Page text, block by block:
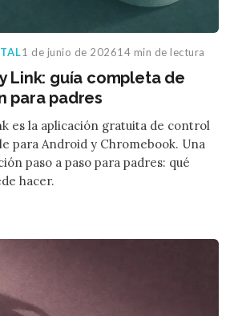
1 de junio de 202614 min de lectura
Link: guía completa de
para padres
es la aplicación gratuita de control
para Android y Chromebook. Una
paso a paso para padres: qué
hacer.